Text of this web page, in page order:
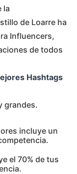
la
de Loarre ha
Influencers,
de todos
Hashtags
grandes.
incluye un
el 70% de tus